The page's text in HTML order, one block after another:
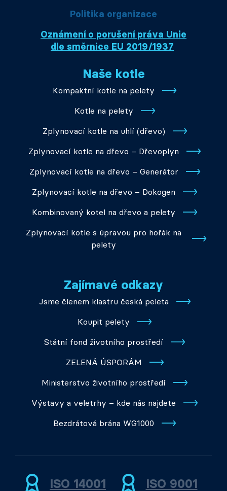
Politika organizace
Oznámení o porušení práva Unie
dle směrnice EU 2019/1937
Naše kotle
Kompaktní kotle na pelety
Kotle na pelety
Zplynovací kotle na uhlí (dřevo)
Zplynovací kotle na dřevo – Dřevoplyn
Zplynovací kotle na dřevo – Generátor
Zplynovací kotle na dřevo – Dokogen
Kombinovaný kotel na dřevo a pelety
Zplynovací kotle s úpravou pro hořák na
pelety
Zajímavé odkazy
Jsme členem klastru česká peleta
Koupit pelety
Státní fond životního prostředí
ZELENÁ ÚSPORÁM
Ministerstvo životního prostředí
Výstavy a veletrhy – kde nás najdete
Bezdrátová brána WG1000
ISO 14001 ISO 9001